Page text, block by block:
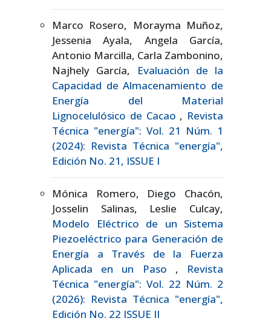
Marco Rosero, Morayma Muñoz,
Jessenia Ayala, Angela García,
Antonio Marcilla, Carla Zambonino,
Najhely García,
Evaluación de la
Capacidad de Almacenamiento de
Energía del Material
Lignocelulósico de Cacao , Revista
Técnica "energía": Vol. 21 Núm. 1
(2024): Revista Técnica "energía",
Edición No. 21, ISSUE I
Mónica Romero, Diego Chacón,
Josselin Salinas, Leslie Culcay,
Modelo Eléctrico de un Sistema
Piezoeléctrico para Generación de
Energía a Través de la Fuerza
Aplicada en un Paso , Revista
Técnica "energía": Vol. 22 Núm. 2
(2026): Revista Técnica "energía",
Edición No. 22 ISSUE II